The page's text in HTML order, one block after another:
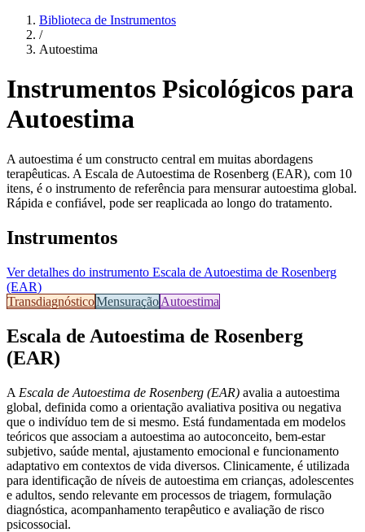
Biblioteca de Instrumentos
/
Autoestima
Instrumentos Psicológicos para
Autoestima
A autoestima é um constructo central em muitas abordagens
terapêuticas. A Escala de Autoestima de Rosenberg (EAR), com 10
itens, é o instrumento de referência para mensurar autoestima global.
Rápida e confiável, pode ser reaplicada ao longo do tratamento.
Instrumentos
Ver detalhes do instrumento Escala de Autoestima de Rosenberg
(EAR)
TransdiagnósticoMensuraçãoAutoestima
Escala de Autoestima de Rosenberg
(EAR)
A Escala de Autoestima de Rosenberg (EAR) avalia a autoestima
global, definida como a orientação avaliativa positiva ou negativa
que o indivíduo tem de si mesmo. Está fundamentada em modelos
teóricos que associam a autoestima ao autoconceito, bem-estar
subjetivo, saúde mental, ajustamento emocional e funcionamento
adaptativo em contextos de vida diversos. Clinicamente, é utilizada
para identificação de níveis de autoestima em crianças, adolescentes
e adultos, sendo relevante em processos de triagem, formulação
diagnóstica, acompanhamento terapêutico e avaliação de risco
psicossocial.